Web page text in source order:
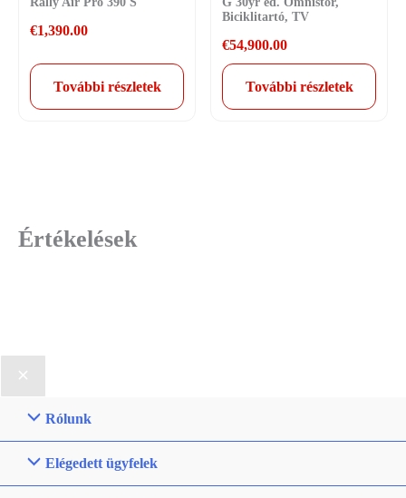
€1,390.00
További részletek
Biciklitartó, TV
€54,900.00
További részletek
Értékelések
Rólunk
Elégedett ügyfelek